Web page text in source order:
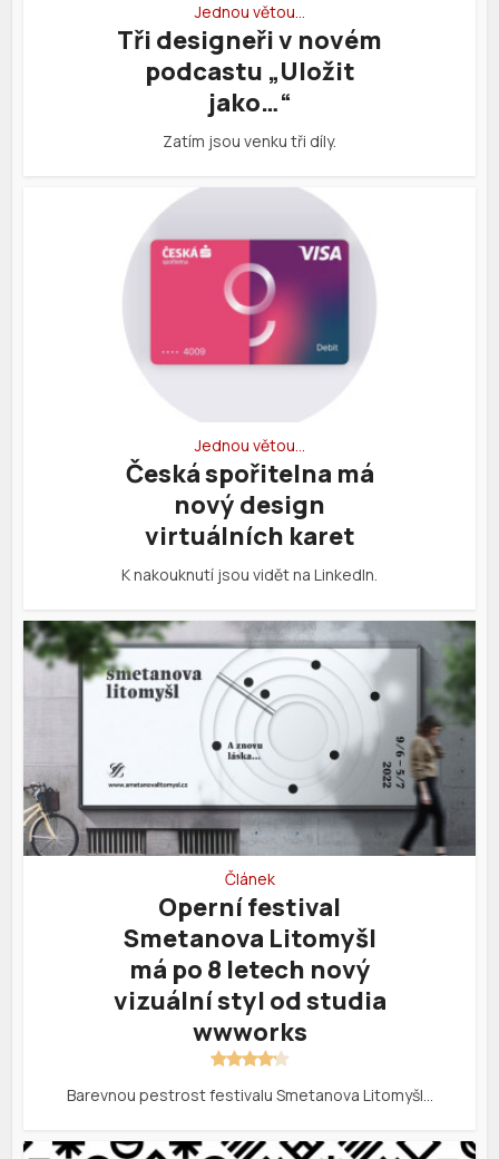
Jednou větou…
Tři designeři v novém
podcastu „Uložit
jako…“
Zatím jsou venku tři díly.
Jednou větou…
Česká spořitelna má
nový design
virtuálních karet
K nakouknutí jsou vidět na LinkedIn.
Článek
Operní festival
Smetanova Litomyšl
má po 8 letech nový
vizuální styl od studia
wwworks
Barevnou pestrost festivalu Smetanova Litomyšl…